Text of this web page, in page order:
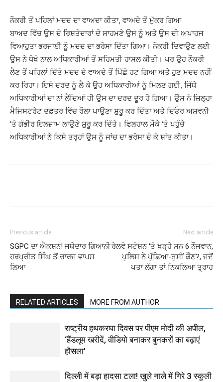
ਨੌਕਰੀ ਤੋਂ ਪਹਿਲਾਂ ਮਦਦ ਦਾ ਵਾਅਦਾ ਕੀਤਾ, ਵਾਅਦੇ ਤੋਂ ਮੁੱਕਰ ਗਿਆ
ਬਾਅਦ ਵਿੱਚ ਉਸ ਦੇ ਰਿਸ਼ਤੇਦਾਰਾਂ ਦੇ ਸਾਹਮਣੇ ਉਸ ਨੂੰ ਅਤੇ ਉਸ ਦੀ ਅਪਾਹਜ
ਵਿਆਹੁਤਾ ਭਰਜਾਈ ਨੂੰ ਮਦਦ ਦਾ ਭਰੋਸਾ ਦਿੱਤਾ ਗਿਆ। ਨੌਕਰੀ ਦਿਵਾਉਣ ਲਈ
ਉਸ ਨੇ ਧੋਖੇ ਨਾਲ ਅਧਿਕਾਰੀਆਂ ਤੋਂ ਸਹਿਮਤੀ ਹਾਸਲ ਕੀਤੀ। ਪਰ ਉਹ ਨੌਕਰੀ
ਲੈਣ ਤੋਂ ਪਹਿਲਾਂ ਦਿੱਤੇ ਮਦਦ ਦੇ ਵਾਅਦੇ ਤੋਂ ਪਿੱਛੇ ਹਟ ਗਿਆ ਅਤੇ ਹੁਣ ਮਦਦ ਨਹੀਂ
ਕਰ ਰਿਹਾ। ਇਸੇ ਦਰਦ ਨੂੰ ਲੈ ਕੇ ਉਹ ਅਧਿਕਾਰੀਆਂ ਨੂੰ ਮਿਲਣ ਗਈ, ਜਿੱਥੇ
ਅਧਿਕਾਰੀਆਂ ਦਾ ਨਾਂ ਲੈਂਦਿਆਂ ਹੀ ਉਸ ਦਾ ਦਰਦ ਦੂਰ ਹੋ ਗਿਆ। ਉਸ ਨੇ ਜ਼ਿਲ੍ਹਾ
ਮੈਜਿਸਟਰੇਟ ਦਫ਼ਤਰ ਵਿੱਚ ਰੌਲਾ ਪਾਉਣਾ ਸ਼ੁਰੂ ਕਰ ਦਿੱਤਾ ਅਤੇ ਦਿਓਰ ਅਸ਼ਵਨੀ
’ਤੇ ਗੰਭੀਰ ਇਲਜ਼ਾਮ ਲਾਉਣੇ ਸ਼ੁਰੂ ਕਰ ਦਿੱਤੇ। ਫਿਲਹਾਲ ਮੌਕੇ ‘ਤੇ ਪਹੁੰਚੇ
ਅਧਿਕਾਰੀਆਂ ਨੇ ਕਿਸੇ ਤਰ੍ਹਾਂ ਉਸ ਨੂੰ ਜਾਂਚ ਦਾ ਭਰੋਸਾ ਦੇ ਕੇ ਸ਼ਾਂਤ ਕੀਤਾ।
Previous article
SGPC ਦਾ ਐਕਸ਼ਨ! ਜਥੇਦਾਰ ਗਿਆਨੀ
ਹਰਪ੍ਰੀਤ ਸਿੰਘ ਤੋਂ ਚਾਰਜ ਵਾਪਸ
ਲਿਆ
Next article
ਰੇਲਵੇ ਸਟੇਸ਼ਨ ‘ਤੇ ਖੜ੍ਹੇ ਸਨ 6 ਨੌਜਵਾਨ,
ਪੁਲਿਸ ਨੇ ਪੁੱਛਿਆ-ਤੁਸੀਂ ਕੌਣ?, ਜਦੋਂ
ਪਤਾ ਲੱਗਾ ਤਾਂ ਨਿਕਲਿਆ ਤ੍ਰਾਹ
RELATED ARTICLES MORE FROM AUTHOR
राष्ट्रीय हथकरघा दिवस पर पीएम मोदी की अपील,
‘हैंडलूम खरीदें, वीडियो बनाकर बुनकरों का बढ़ाएं
हौसला’
दिल्ली में बड़ा हादसा टला! खुले नाले में गिरे 3 स्कूली